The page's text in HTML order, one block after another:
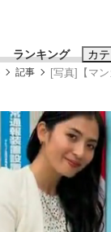
ランキング カ
おすすめの
#藤田晋 #三
#玉木雄一郎
記事 [写真]【マ